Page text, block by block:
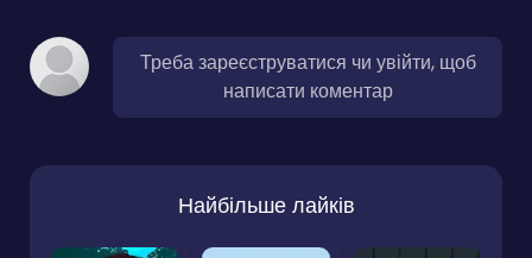
Треба зареєструватися чи увійти, щоб
написати коментар
Найбільше лайків